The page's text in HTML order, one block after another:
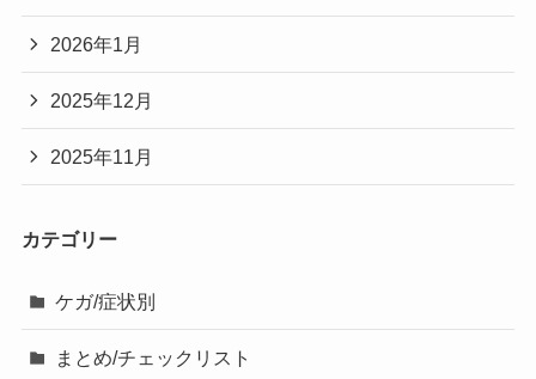
2026年1月
2025年12月
2025年11月
カテゴリー
ケガ/症状別
まとめ/チェックリスト